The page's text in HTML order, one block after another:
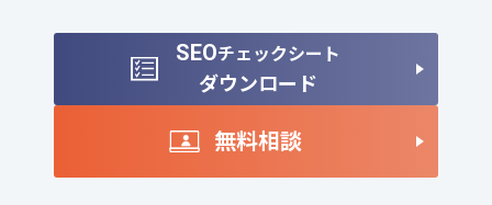
SEOチェックシート
ダウンロード
無料相談